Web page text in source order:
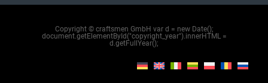
Copyright © craftsmen GmbH var d = new Date();
document.getElementById("copyright_year").innerHTML =
d.getFullYear();